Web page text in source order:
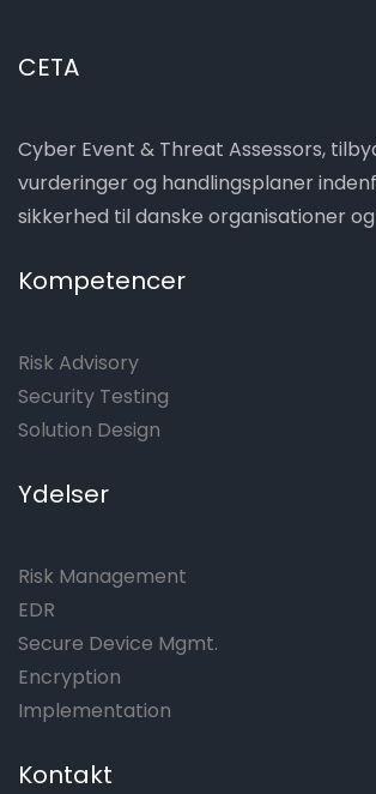
CETA
Cyber Event & Threat Assessors,
vurderinger og handlingsplaner
sikkerhed til danske organisationer
Kompetencer
Risk Advisory
Security Testing
Solution Design
Ydelser
Risk Management
EDR
Secure Device Mgmt.
Encryption
Implementation
Kontakt